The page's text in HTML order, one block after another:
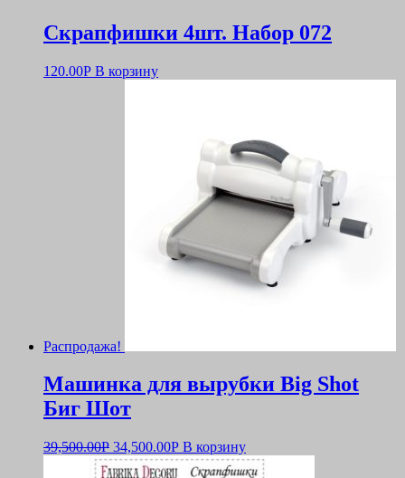
Скрапфишки 4шт. Набор 072
120.00Р В корзину
Распродажа!
Машинка для вырубки Big Shot
Биг Шот
39,500.00Р 34,500.00Р В корзину